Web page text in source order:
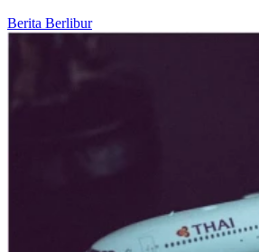
Berita Berlibur